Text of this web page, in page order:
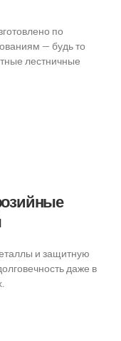
по
— будь то
лестничные
и защитную
даже в